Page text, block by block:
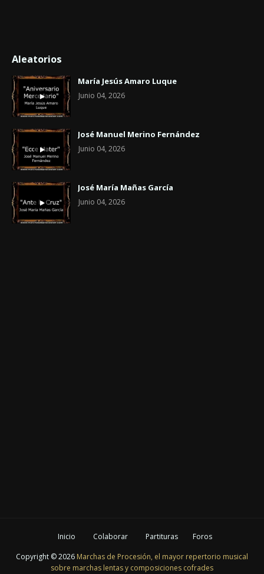
Aleatorios
María Jesús Amaro Luque
Junio 04, 2026
José Manuel Merino Fernández
Junio 04, 2026
José María Mañas García
Junio 04, 2026
Inicio Colaborar Partituras
Foros
Copyright ©2026 Marchas de Procesión, el mayor repertorio musical
sobre marchas lentas y composiciones cofrades